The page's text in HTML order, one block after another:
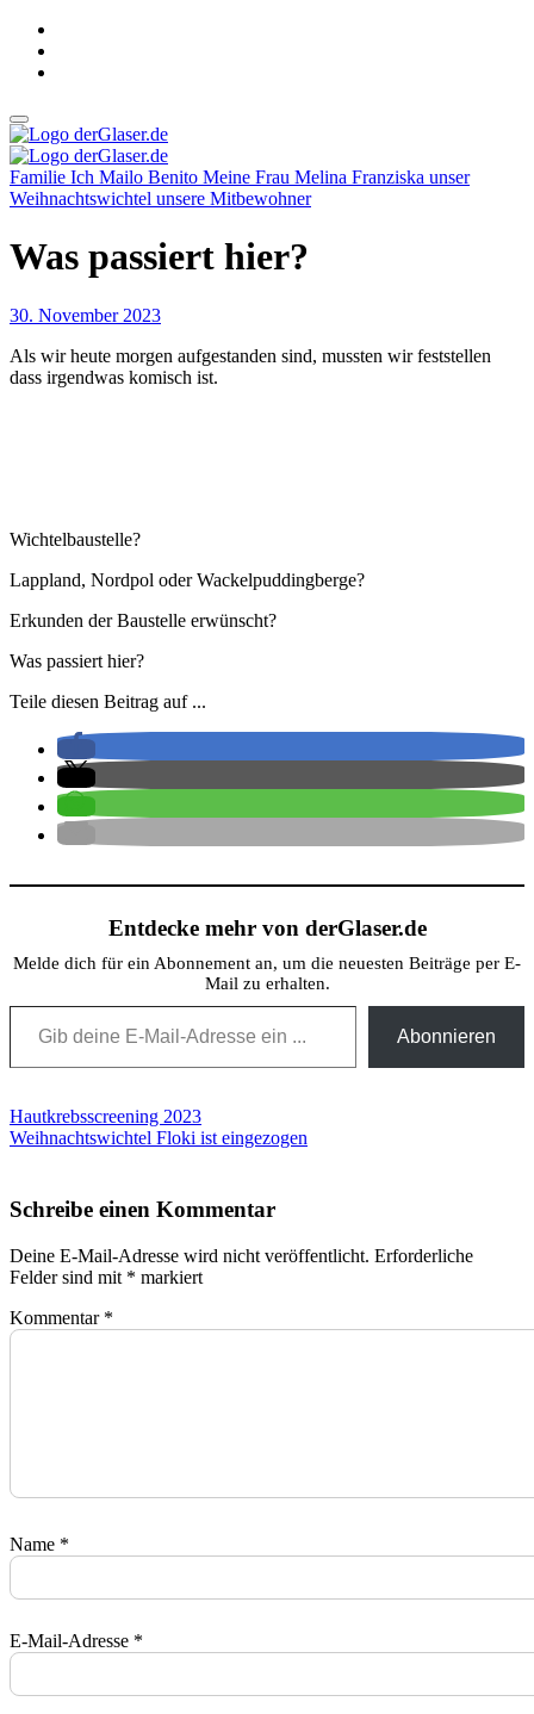
Zum
Inhalt
springen
derGlaser.de
Mein Leben mit Frau, zwei Kindern und Katze
derGlaser.de
Mein Leben mit Frau, zwei Kindern und Katze
Familie Ich Mailo Benito Meine Frau Melina Franziska unser
Weihnachtswichtel unsere Mitbewohner
Was passiert hier?
30. November 2023
Als wir heute morgen aufgestanden sind, mussten wir feststellen
dass irgendwas komisch ist.
Wichtelbaustelle?
Lappland, Nordpol oder Wackelpuddingberge?
Erkunden der Baustelle erwünscht?
Was passiert hier?
Teile diesen Beitrag auf ...
Entdecke mehr von derGlaser.de
Melde dich für ein Abonnement an, um die neuesten Beiträge per E-
Mail zu erhalten.
Gib deine E-Mail-Adresse ein ...
Abonnieren
Beitragsnavigation
Hautkrebsscreening 2023
Weihnachtswichtel Floki ist eingezogen
Schreibe einen Kommentar
Deine E-Mail-Adresse wird nicht veröffentlicht. Erforderliche
Felder sind mit * markiert
Kommentar *
Name *
E-Mail-Adresse *